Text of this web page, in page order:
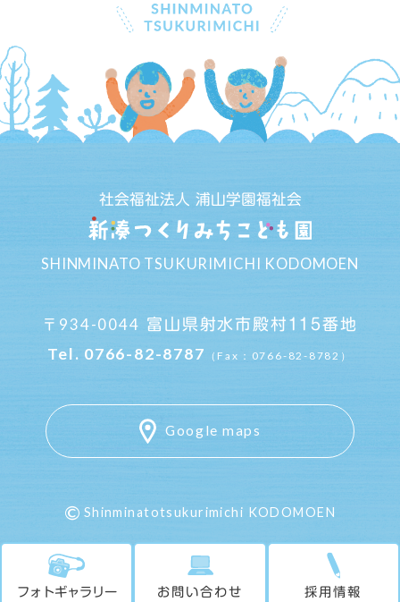
社会福祉法人 浦山学園福祉会
SHINMINATO TSUKURIMICHI KODOMOEN
〒 934-0044 富山県射水市殿村115番地
Tel. 0766-82-8787 （Fax：0766-82-8782）
Google maps
© Shinminatotsukurimichi KODOMOEN
フォトギャラリー お問い合わせ 採用情報